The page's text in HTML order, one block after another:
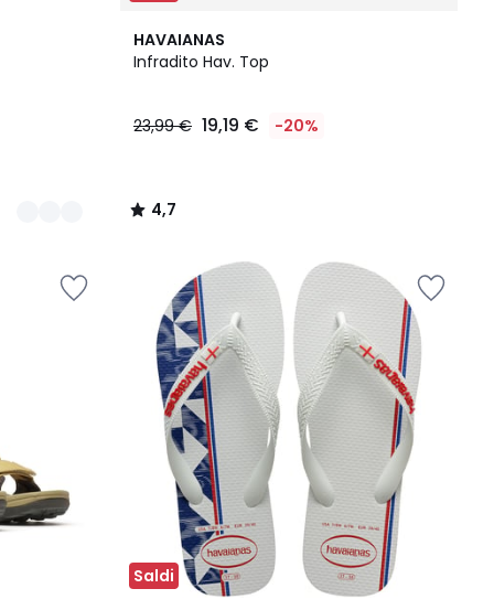
HAVAIANAS
Infradito Hav. Top
23,99 € 19,19 € -20%
4,7
/ 5
4,7
/
Saldi